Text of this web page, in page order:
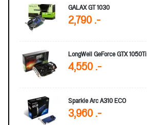
GALAX GT 1030
2,790 .-
LongWell GeForce GTX 1050Ti
4,550 .-
Sparkle Arc A310 ECO
3,960 .-